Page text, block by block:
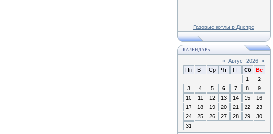
Газовые котлы в Днепре
КАЛЕНДАРЬ
« Август 2026 »
Пн
Вт Ср Чт Пт Сб
Вс
1
2
3
4 5 6 7 8
9
10
11 12 13 14 15
16
17
18 19 20 21 22
23
24
25 26 27 28 29
30
31